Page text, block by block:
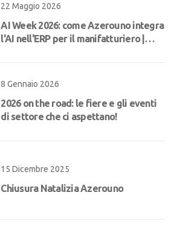
22 Maggio 2026
AI Week 2026: come Azerouno integra
l'AI nell'ERP per il manifatturiero |
8 Gennaio 2026
2026 on the road: le fiere e gli eventi
di settore che ci aspettano!
15 Dicembre 2025
Chiusura Natalizia Azerouno